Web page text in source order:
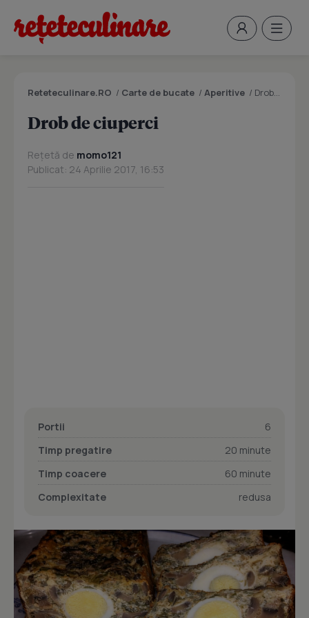
Reteteculinare.RO / Carte de bucate / Aperitive / Drob de ciuperci
Drob de ciuperci
Rețetă de momo121
Publicat: 24 Aprilie 2017, 16:53
Portii
6
Timp pregatire
20 minute
Timp coacere
60 minute
Complexitate
redusa